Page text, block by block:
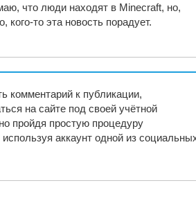
что люди находят в Minecraft, но,
кого-то эта новость порадует.
комментарий к публикации,
на сайте под своей учётной
пройдя простую процедуру
используя аккаунт одной из